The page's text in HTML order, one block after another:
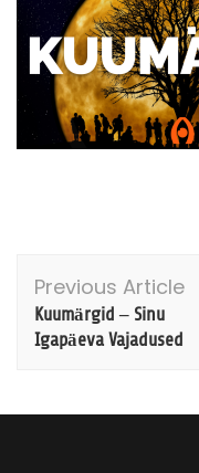
Post
Navigation
Previous Article
Kuumärgid – Sinu
Igapäeva Vajadused